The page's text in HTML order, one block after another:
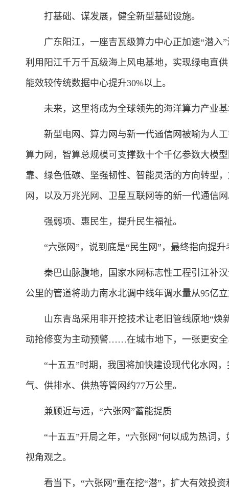
打基础、谋发展，健全新型基础设施。
广东阳江，一座吉瓦级算力中心正加速“潜入”
利用阳江千万千瓦级海上风电基地，实现绿电直
能效较传统数据中心提升30%以上。
未来，这里将成为全球领先的海洋算力产业基
新型电网、算力网与新一代通信网被喻为人工
算力网，智算总规模可支撑数十个千亿参数大模
靠、绿色低碳、坚强韧性、智能灵活的方向转型
网，以及万兆光网、卫星互联网等的新一代通信
强弱项、惠民生，提升民生福祉。
“六张网”，说到底是“民生网”，最终指向提升
秦巴山脉腹地，国家水网标志性工程引江补汉
公里的管道将助力南水北调中线年调水量从95亿
山东青岛采用非开挖技术让老旧管线原地“焕
动抢修变为主动预警……在城市地下，一张更安
“十五五”时期，我国将加快建设现代化水网，
气、供排水、供热等管网约77万公里。
兼顾近与远，“六张网”蓄能提质
“十五五”开局之年，“六张网”何以成为热词，
视角观之。
看当下，“六张网”重在挖“潜”，扩大有效投资